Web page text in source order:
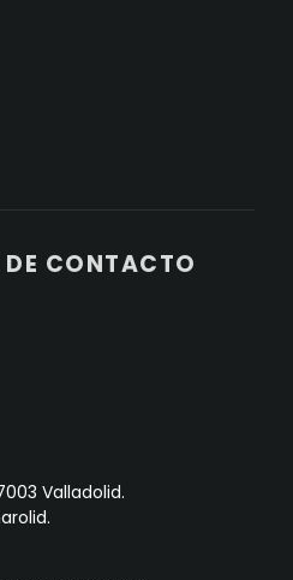
CONTACTO
Valladolid.